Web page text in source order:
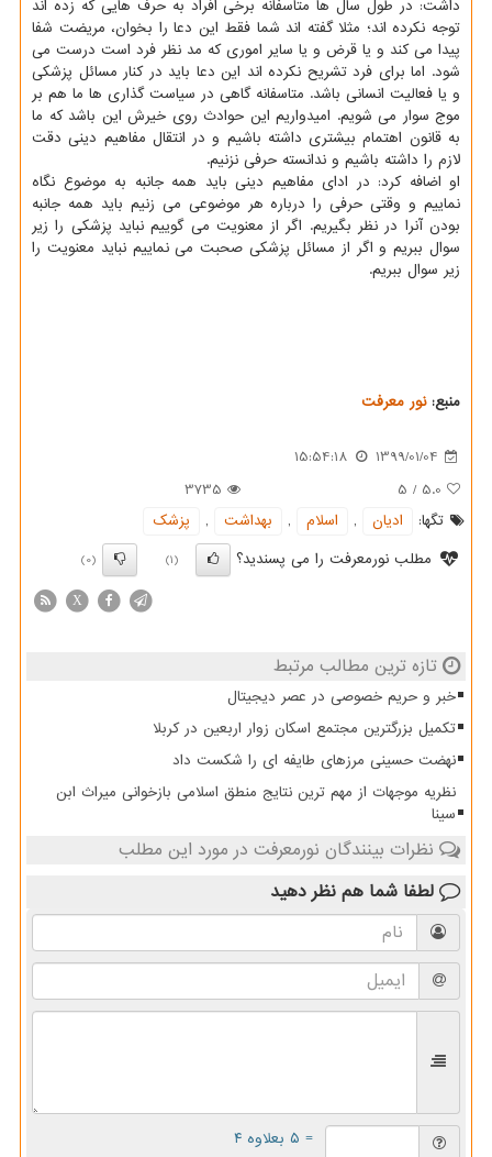
داشت: در طول سال ها متاسفانه برخی افراد به حرف هایی كه زده اند
توجه نكرده اند؛ مثلا گفته اند شما فقط این دعا را بخوان، مریضت شفا
پیدا می كند و یا قرض و یا سایر اموری كه مد نظر فرد است درست می
شود. اما برای فرد تشریح نكرده اند این دعا باید در كنار مسائل پزشكی
و یا فعالیت انسانی باشد. متاسفانه گاهی در سیاست گذاری ها ما هم بر
موج سوار می شویم. امیدواریم این حوادث روی خیرش این باشد كه ما
به قانون اهتمام بیشتری داشته باشیم و در انتقال مفاهیم دینی دقت
لازم را داشته باشیم و ندانسته حرفی نزنیم.
او اضافه كرد: در ادای مفاهیم دینی باید همه جانبه به موضوع نگاه
نماییم و وقتی حرفی را درباره هر موضوعی می زنیم باید همه جانبه
بودن آنرا در نظر بگیریم. اگر از معنویت می گوییم نباید پزشكی را زیر
سوال ببریم و اگر از مسائل پزشكی صحبت می نماییم نباید معنویت را
زیر سوال ببریم.
منبع:نور معرفت
1399/01/04
15:54:18
5.0
/
5
3735
تگها:
ادیان , اسلام , بهداشت ,
پزشك
مطلب نورمعرفت را می پسندید؟
(1)
(0)
X
تازه ترین مطالب مرتبط
خبر و حریم خصوصی در عصر دیجیتال
تکمیل بزرگترین مجتمع اسکان زوار اربعین در کربلا
نهضت حسینی مرزهای طایفه ای را شکست داد
نظریه موجهات از مهم ترین نتایج منطق اسلامی بازخوانی میراث ابن
سینا
نظرات بینندگان نورمعرفت در مورد این مطلب
لطفا شما هم نظر دهید
= ۵ بعلاوه ۴